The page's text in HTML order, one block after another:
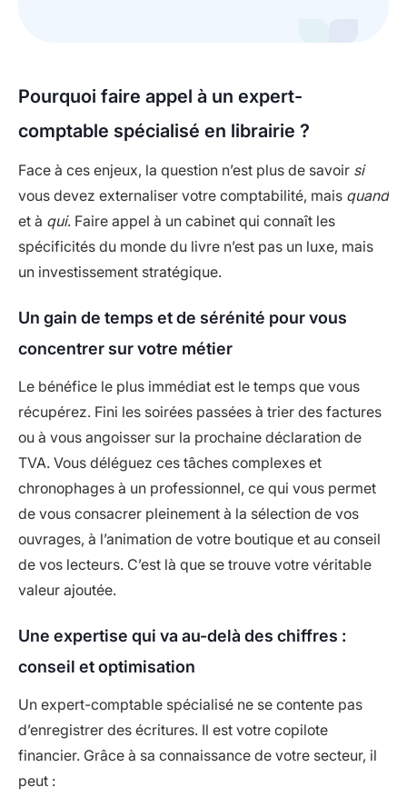
Pourquoi faire appel à un expert-
comptable spécialisé en librairie ?
Face à ces enjeux, la question n’est plus de savoir si
vous devez externaliser votre comptabilité, mais quand
et à qui. Faire appel à un cabinet qui connaît les
spécificités du monde du livre n’est pas un luxe, mais
un investissement stratégique.
Un gain de temps et de sérénité pour vous
concentrer sur votre métier
Le bénéfice le plus immédiat est le temps que vous
récupérez. Fini les soirées passées à trier des factures
ou à vous angoisser sur la prochaine déclaration de
TVA. Vous déléguez ces tâches complexes et
chronophages à un professionnel, ce qui vous permet
de vous consacrer pleinement à la sélection de vos
ouvrages, à l’animation de votre boutique et au conseil
de vos lecteurs. C’est là que se trouve votre véritable
valeur ajoutée.
Une expertise qui va au-delà des chiffres :
conseil et optimisation
Un expert-comptable spécialisé ne se contente pas
d’enregistrer des écritures. Il est votre copilote
financier. Grâce à sa connaissance de votre secteur, il
peut :